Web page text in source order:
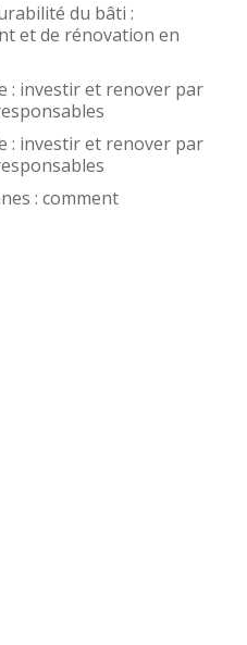
du bâti :
et de rénovation en
: investir et renover par
: investir et renover par
: comment